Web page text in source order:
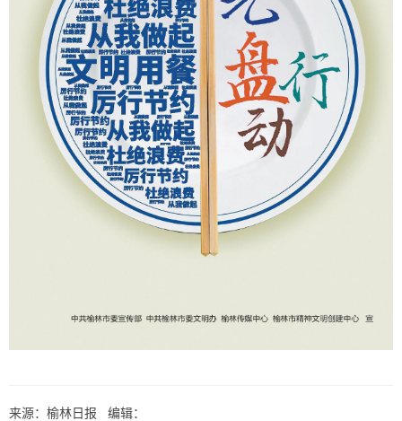
来源：榆林日报 编辑：